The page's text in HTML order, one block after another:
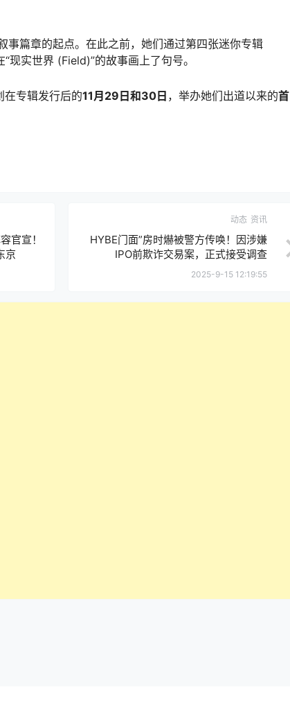
事篇章的起点。在此之前，她们通过第四张迷你专辑
现实世界 (Field)”的故事画上了句号。
在专辑发行后的11月29日和30日 ，举办她们出道以来的首
官宣！
京
动态 资讯
HYBE门面”房时爀被警方传唤！因涉嫌
IPO前欺诈交易案，正式接受调查
2025-9-15 12:19:55